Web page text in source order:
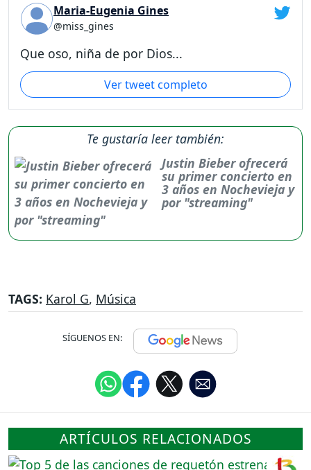
Maria-Eugenia Gines
@miss_gines
Que oso, niña de por Dios...
Ver tweet completo
Te gustaría leer también:
Justin Bieber ofrecerá
su primer concierto en
3 años en Nochevieja y
por "streaming"
TAGS: Karol G, Música
SÍGUENOS EN:
ARTÍCULOS RELACIONADOS